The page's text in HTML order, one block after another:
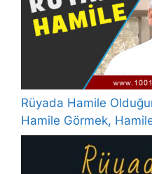
Rüyada Hamile
Hamile Görmek,